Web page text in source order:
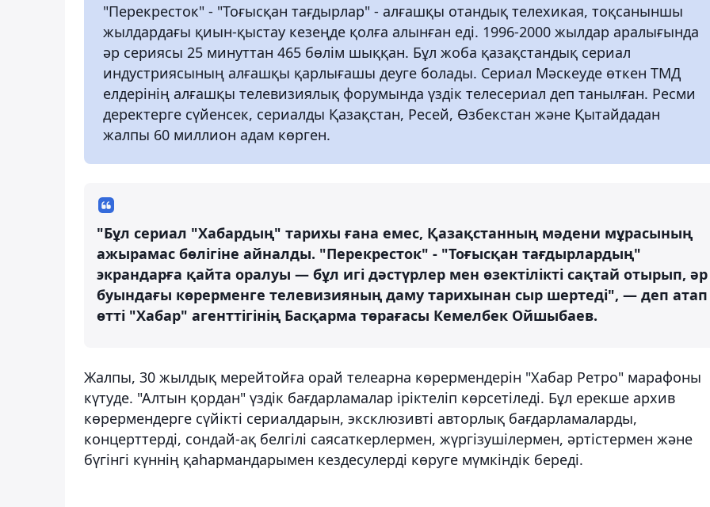
"Перекресток" - "Тоғысқан тағдырлар" - алғашқы отандық телехикая, тоқсаныншы
жылдардағы қиын-қыстау кезеңде қолға алынған еді. 1996-2000 жылдар аралығында
әр сериясы 25 минуттан 465 бөлім шыққан. Бұл жоба қазақстандық сериал
индустриясының алғашқы қарлығашы деуге болады. Сериал Мәскеуде өткен ТМД
елдерінің алғашқы телевизиялық форумында үздік телесериал деп танылған. Ресми
деректерге сүйенсек, сериалды Қазақстан, Ресей, Өзбекстан және Қытайдадан
жалпы 60 миллион адам көрген.
"Бұл сериал "Хабардың" тарихы ғана емес, Қазақстанның мәдени мұрасының
ажырамас бөлігіне айналды. "Перекресток" - "Тоғысқан тағдырлардың"
экрандарға қайта оралуы — бұл игі дәстүрлер мен өзектілікті сақтай отырып, әр
буындағы көрерменге телевизияның даму тарихынан сыр шертеді", — деп атап
өтті "Хабар" агенттігінің Басқарма төрағасы Кемелбек Ойшыбаев.
Жалпы, 30 жылдық мерейтойға орай телеарна көрермендерін "Хабар Ретро" марафоны
күтуде. "Алтын қордан" үздік бағдарламалар іріктеліп көрсетіледі. Бұл ерекше архив
көрермендерге сүйікті сериалдарын, эксклюзивті авторлық бағдарламаларды,
концерттерді, сондай-ақ белгілі саясаткерлермен, жүргізушілермен, әртістермен және
бүгінгі күннің қаһармандарымен кездесулерді көруге мүмкіндік береді.